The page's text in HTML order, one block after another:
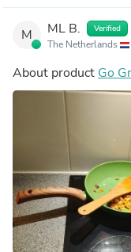
M ML B. Verified
The Netherlands
About product Go